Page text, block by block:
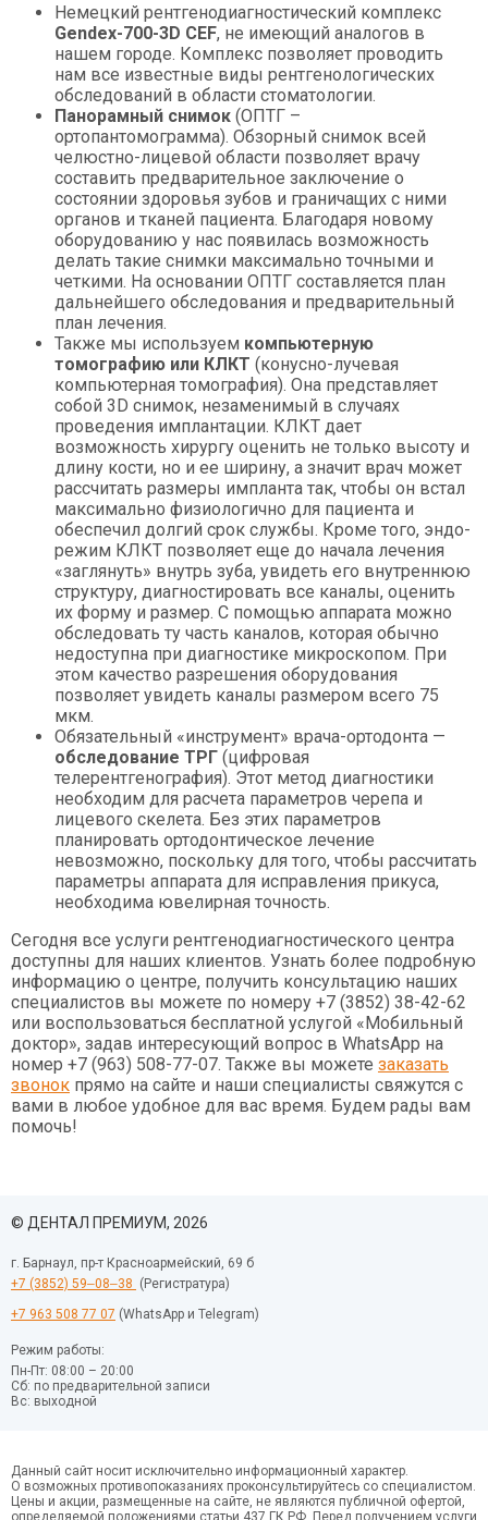
Немецкий рентгенодиагностический комплекс
Gendex-700-3D CEF, не имеющий аналогов в
нашем городе. Комплекс позволяет проводить
нам все известные виды рентгенологических
обследований в области стоматологии.
Панорамный снимок (ОПТГ –
ортопантомограмма). Обзорный снимок всей
челюстно-лицевой области позволяет врачу
составить предварительное заключение о
состоянии здоровья зубов и граничащих с ними
органов и тканей пациента. Благодаря новому
оборудованию у нас появилась возможность
делать такие снимки максимально точными и
четкими. На основании ОПТГ составляется план
дальнейшего обследования и предварительный
план лечения.
Также мы используем компьютерную
томографию или КЛКТ (конусно-лучевая
компьютерная томография). Она представляет
собой 3D снимок, незаменимый в случаях
проведения имплантации. КЛКТ дает
возможность хирургу оценить не только высоту и
длину кости, но и ее ширину, а значит врач может
рассчитать размеры импланта так, чтобы он встал
максимально физиологично для пациента и
обеспечил долгий срок службы. Кроме того, эндо-
режим КЛКТ позволяет еще до начала лечения
«заглянуть» внутрь зуба, увидеть его внутреннюю
структуру, диагностировать все каналы, оценить
их форму и размер. С помощью аппарата можно
обследовать ту часть каналов, которая обычно
недоступна при диагностике микроскопом. При
этом качество разрешения оборудования
позволяет увидеть каналы размером всего 75
мкм.
Обязательный «инструмент» врача-ортодонта —
обследование ТРГ (цифровая
телерентгенография). Этот метод диагностики
необходим для расчета параметров черепа и
лицевого скелета. Без этих параметров
планировать ортодонтическое лечение
невозможно, поскольку для того, чтобы рассчитать
параметры аппарата для исправления прикуса,
необходима ювелирная точность.
Сегодня все услуги рентгенодиагностического центра
доступны для наших клиентов. Узнать более подробную
информацию о центре, получить консультацию наших
специалистов вы можете по номеру +7 (3852) 38-42-62
или воспользоваться бесплатной услугой «Мобильный
доктор», задав интересующий вопрос в WhatsApp на
номер +7 (963) 508-77-07. Также вы можете заказать
звонок прямо на сайте и наши специалисты свяжутся с
вами в любое удобное для вас время. Будем рады вам
помочь!
© ДЕНТАЛ ПРЕМИУМ, 2026
г. Барнаул, пр-т Красноармейский, 69 б
+7 (3852) 59‒08‒38 (Регистратура)
+7 963 508 77 07 (WhatsApp и Telegram)
Режим работы:
Пн-Пт: 08:00 – 20:00
Сб: по предварительной записи
Вс: выходной
Данный сайт носит исключительно информационный характер.
О возможных противопоказаниях проконсультируйтесь со специалистом.
Цены и акции, размещенные на сайте, не являются публичной офертой,
определяемой положениями статьи 437 ГК РФ. Перед получением услуги